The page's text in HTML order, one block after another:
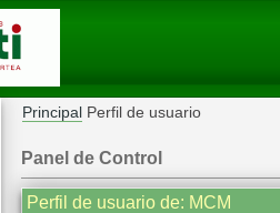
Principal Perfil de usuario
Panel de Control
Perfil de usuario de: MCM